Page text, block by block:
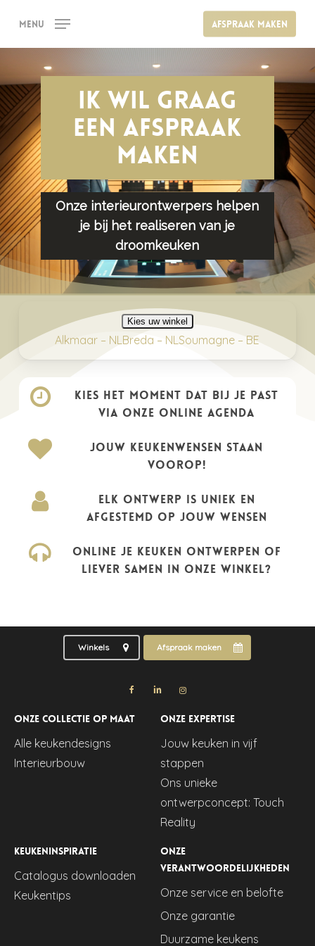
main
Afspraak maken
Menu
Ik wil graag
een afspraak
maken
Onze interieurontwerpers helpen
je bij het realiseren van je
droomkeuken
Kies uw winkel
Alkmaar – NLBreda – NLSoumagne – BE
Kies het moment dat bij je past
via onze online agenda
Jouw keukenwensen staan
voorop!
Elk ontwerp is uniek en
afgestemd op jouw wensen
Online je keuken ontwerpen of
liever samen in onze winkel?
Winkels Afspraak maken
Onze collectie op maat
Alle keukendesigns
Interieurbouw
Onze expertise
Jouw keuken in vijf
stappen
Ons unieke
ontwerpconcept: Touch
Reality
Keukeninspiratie
Catalogus downloaden
Keukentips
Onze
verantwoordelijkheden
Onze service en belofte
Onze garantie
Duurzame keukens